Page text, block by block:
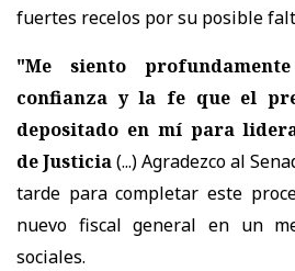
fuertes recelos por su posible
"Me siento
confianza y la fe que el
depositado en mí para
de Justicia(...) Agradezco al
tarde para completar este
nuevo fiscal general en un
sociales.